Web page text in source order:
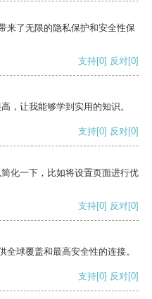
来了无限的隐私保护和安全性保
支持[0] 反对[0]
，让我能够学到实用的知识。
支持[0] 反对[0]
化一下，比如将设置页面进行优
支持[0] 反对[0]
球覆盖和最高安全性的连接。
支持[0] 反对[0]